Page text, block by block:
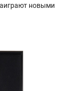
новыми